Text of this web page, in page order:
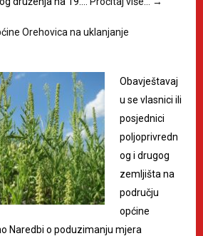
Orehovica na uklanjanje
Obavještavaj
u se vlasnici ili
posjednici
poljoprivredn
og i drugog
zemljišta na
području
općine
Naredbi o poduzimanju mjera